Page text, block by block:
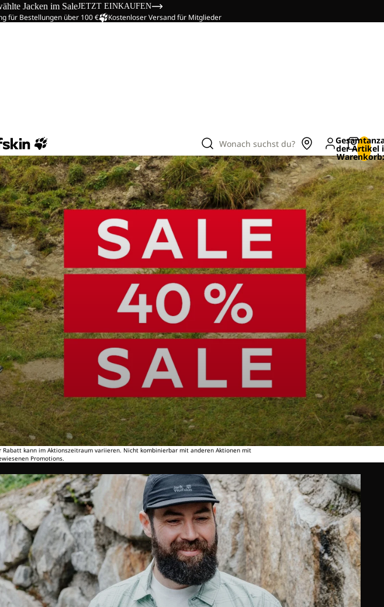
Jacken im SaleJETZT EINKAUFEN
für Bestellungen über 100 € Kostenloser Versand für Mitglieder
Wonach suchst du? der Artikel
kann im Aktionszeitraum variieren. Nicht kombinierbar mit anderen Aktionen mit
Promotions.